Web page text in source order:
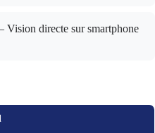
directe sur smartphone